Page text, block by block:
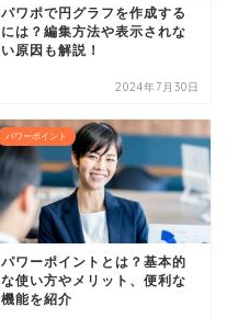
パワポで円グラフを作成する
には？編集方法や表示されな
い原因も解説！
2024年7月30日
パワーポイント
パワーポイントとは？基本的
な使い方やメリット、便利な
機能を紹介